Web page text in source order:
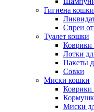
Гигиена кошки
Спреи
Туалет кошки
Коврики
Лотки
Пакеты
Совки
Миски кошки
Коврики
Миски